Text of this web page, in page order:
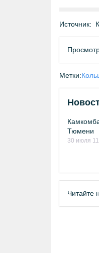
Источник:
Метки:
Тюмени
30 июля
Читайте